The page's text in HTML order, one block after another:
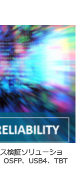
検証ソリューショ
、USB4、TBT